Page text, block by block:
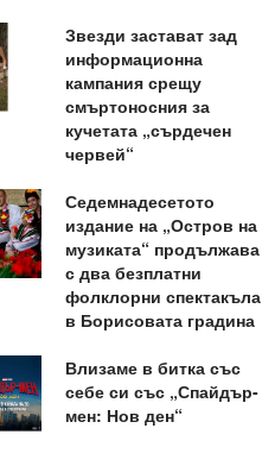
Звезди застават зад
информационна
кампания срещу
смъртоносния за
кучетата „сърдечен
червей“
Седемнадесетото
издание на „Остров на
музиката“ продължава
с два безплатни
фолклорни спектакъла
в Борисовата градина
Влизаме в битка със
себе си със „Спайдър-
мен: Нов ден“